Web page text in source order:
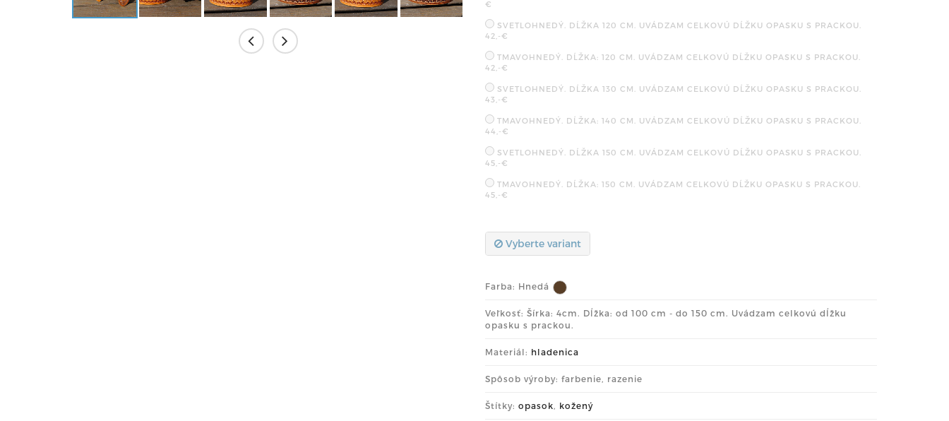
€
SVETLOHNEDÝ. DĹŽKA 120 CM. UVÁDZAM CELKOVÚ DĹŽKU OPASKU S PRACKOU.
42,-€
TMAVOHNEDÝ. DĹŽKA: 120 CM. UVÁDZAM CELKOVÚ DĹŽKU OPASKU S PRACKOU.
42,-€
SVETLOHNEDÝ. DĹŽKA 130 CM. UVÁDZAM CELKOVÚ DĹŽKU OPASKU S PRACKOU.
43,-€
TMAVOHNEDÝ. DĹŽKA: 140 CM. UVÁDZAM CELKOVÚ DĹŽKU OPASKU S PRACKOU.
44,-€
SVETLOHNEDÝ. DĹŽKA 150 CM. UVÁDZAM CELKOVÚ DĹŽKU OPASKU S PRACKOU.
45,-€
TMAVOHNEDÝ. DĹŽKA: 150 CM. UVÁDZAM CELKOVÚ DĹŽKU OPASKU S PRACKOU.
45,-€
Vyberte variant
Farba: Hnedá
Veľkosť: Šírka: 4cm. Dĺžka: od 100 cm - do 150 cm. Uvádzam celkovú dĺžku
opasku s prackou.
Materiál: hladenica
Spôsob výroby: farbenie, razenie
Štítky: opasok, kožený